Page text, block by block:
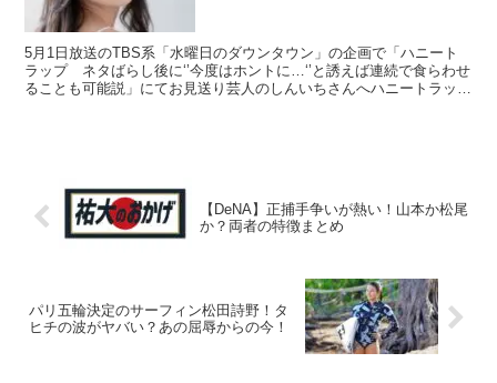
5月1日放送のTBS系「水曜日のダウンタウン」の企画で「ハニート
ラップ ネタばらし後に‘’今度はホントに…‘’と誘えば連続で食らわせ
ることも可能説」にてお見送り芸人のしんいちさんへハニートラップ
【DeNA】正捕手争いが熱い！山本か松尾
か？両者の特徴まとめ
パリ五輪決定のサーフィン松田詩野！タ
ヒチの波がヤバい？あの屈辱からの今！